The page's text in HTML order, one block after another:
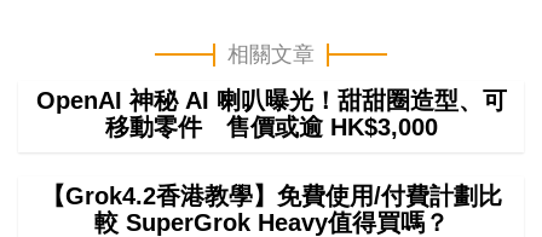
相關文章
OpenAI 神秘 AI 喇叭曝光！甜甜圈造型、可
移動零件 售價或逾 HK$3,000
【Grok4.2香港教學】免費使用/付費計劃比
較 SuperGrok Heavy值得買嗎？